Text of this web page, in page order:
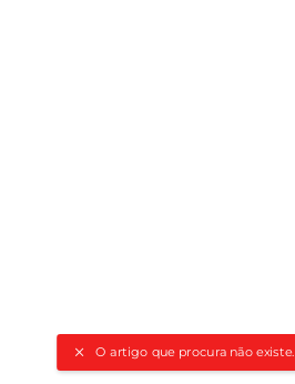
O artigo que procura não existe.